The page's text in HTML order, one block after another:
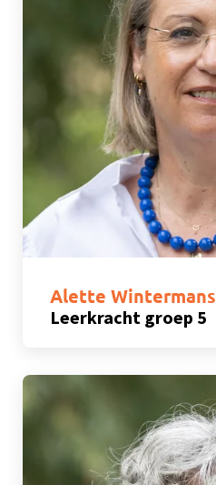
Alette Wintermans
Leerkracht groep 5